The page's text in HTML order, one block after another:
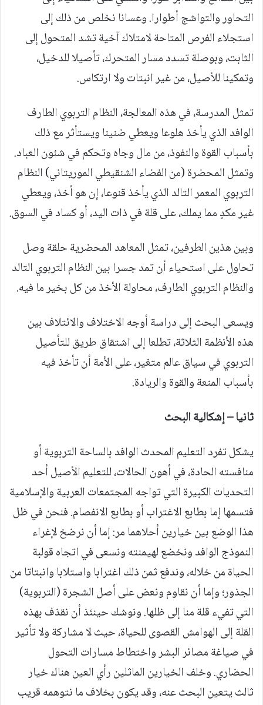
التحاور والتواشج أطوارا. وعسانا نخلص من ذلك إلى
استجلاء الفرص المتاحة لامتلاك آخية تشد المتحول إلى
الثابت، وبوصلة تسدد مسار المتحرك، تأصيلا للدخيل،
وتمكينا للأصيل، من غير انبتات ولا ارتكاس.
تمثل المدرسة، في هذه المعالجة، النظام التربوي الطارف
الوافد الذي يأخذ هلوعا ويعطي ضنينا ويستأثر مع ذلك
بأسباب القوة والنفوذ، من مال وجاه وتحكم في شئون العباد.
وتمثل المحضرة (من الفضاء الشنقيطي الموريتاني) النظام
التربوي المعمر التالد الذي يأخذ قنوعا، إن هو أخذ، ويعطي
غير مكدٍ مما يملك، على قلة في ذات اليد، أو كساد في السوق.
وبين هذين الطرفين، تمثل المعاهد المحضرية حلقة وصل
تحاول على استحياء أن تمد جسرا بين النظام التربوي التالد
والنظام التربوي الطارف، محاولة الأخذ من كل بخير ما فيه.
ويسعى البحث إلى دراسة أوجه الاختلاف والائتلاف بين
هذه الأنظمة الثلاثة، تطلعا إلى اشتقاق طريق للتأصيل
التربوي في سياق عالم متغير، على الأمة أن تأخذ فيه
بأسباب المنعة والقوة والريادة.
ثانيا – إشكالية البحث
يشكل تفرد التعليم المحدث الوافد بالساحة التربوية أو
منافسته الحادة، في أهون الحالات، للتعليم الأصيل أحد
التحديات الكبيرة التي تواجه المجتمعات العربية والإسلامية
فتسمها إما بطابع الاغتراب أو بطابع الانفصام. فنحن في ظل
هذا الوضع بين خيارين أحلاهما مر: إما أن نرضخ لإغراء
النموذج الوافد ونخضع لهيمنته ونسعى في اتجاه قولبة
الحياة من خلاله، وندفع ثمن ذلك اغترابا واستلابا وانبتاتا من
الجذور؛ وإما أن نقاوم ونعض على أصل الشجرة (التربوية)
التي تفيء قلة منا إلى ظلها. ونوشك حينئذ أن نقذف بهذه
القلة إلى الهوامش القصوى للحياة، حيث لا مشاركة ولا تأثير
في صياغة مصائر البشر واختطاط مسارات التحول
الحضاري. وخلف الخيارين الماثلين رأي العين هناك خيار
ثالث يتعين البحث عنه، وقد يكون بخلاف ما نتوهمه قريب